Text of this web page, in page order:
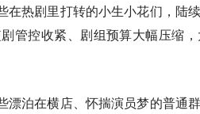
在热剧里打转的小生小花们，陆
管控收紧、剧组预算大幅压缩
漂泊在横店、怀揣演员梦的普通